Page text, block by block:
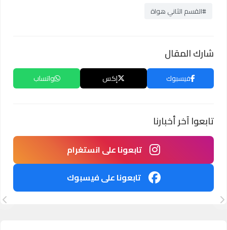
#القسم الثاني هواة
شارك المقال
فيسبوك إكس واتساب
تابعوا آخر أخبارنا
تابعونا على انستغرام
تابعونا على فيسبوك